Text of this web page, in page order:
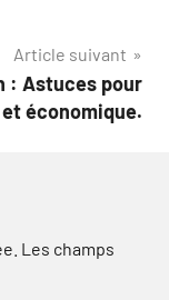
Article suivant
: Astuces pour
économique.
Les champs